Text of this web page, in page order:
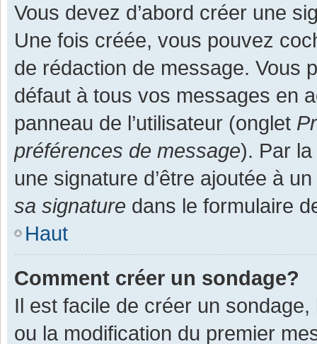
Vous devez d’abord créer une
Une fois créée, vous pouvez
de rédaction de message. Vous
défaut à tous vos messages en
panneau de l’utilisateur (onglet
préférences de message). Par
une signature d’être ajoutée à
sa signature dans le formulaire
Haut
Comment créer un sondage?
Il est facile de créer un
ou la modification du premier